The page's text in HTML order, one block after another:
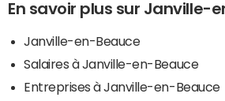
En savoir plus sur Janville-
Janville-en-Beauce
Salaires à Janville-en-Beauce
Entreprises à Janville-en-Beauce